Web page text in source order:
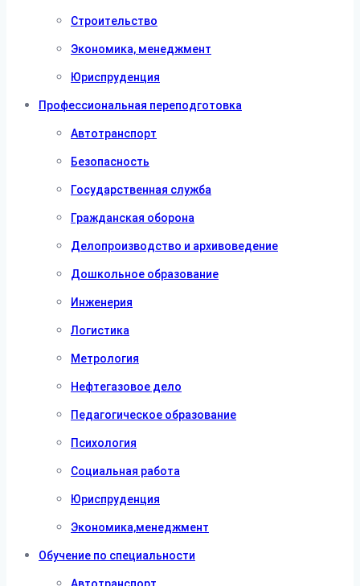
Строительство
Экономика, менеджмент
Юриспруденция
Профессиональная переподготовка
Автотранспорт
Безопасность
Государственная служба
Гражданская оборона
Делопроизводство и архивоведение
Дошкольное образование
Инженерия
Логистика
Метрология
Нефтегазовое дело
Педагогическое образование
Психология
Социальная работа
Юриспруденция
Экономика,менеджмент
Обучение по специальности